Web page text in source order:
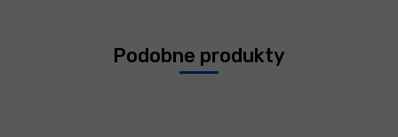
Podobne produkty